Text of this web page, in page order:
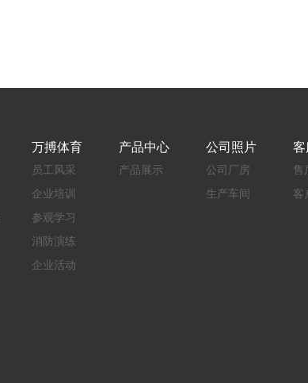
万搏体育
员工风采
企业培训
参观学习
消防演练
企业活动
产品中心
产品展示
公司照片
公司厂房
生产车间
客
售
客